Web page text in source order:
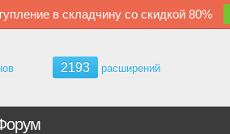
в складчину со скидкой 80%
2193 расширений